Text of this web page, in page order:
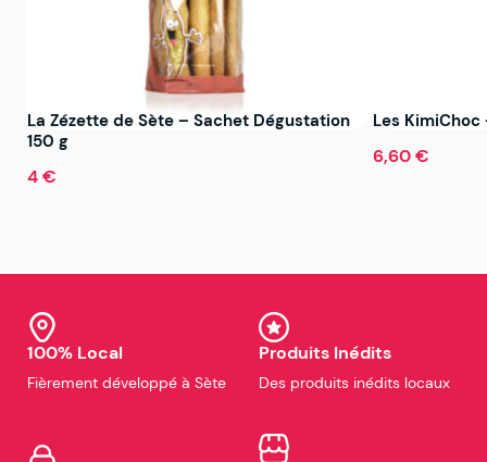
La Zézette de Sète – Sachet Dégustation
150 g
4 €
Les
6,60 €
100% Local
Fièrement développé à Sète
Produits Inédits
Des produits inédits locaux